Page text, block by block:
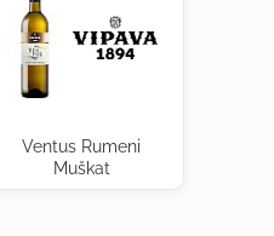
Ventus Rumeni
Muškat